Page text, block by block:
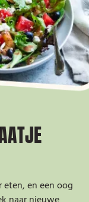
eten, en een oog